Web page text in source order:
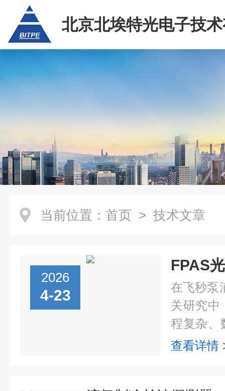
北京北埃特光电子技
任公司
当前位置： 首页 > 技术文章
2026
4-23
FPAS
在飞秒泵
关研究中
程复杂、
往会影响
查看详情